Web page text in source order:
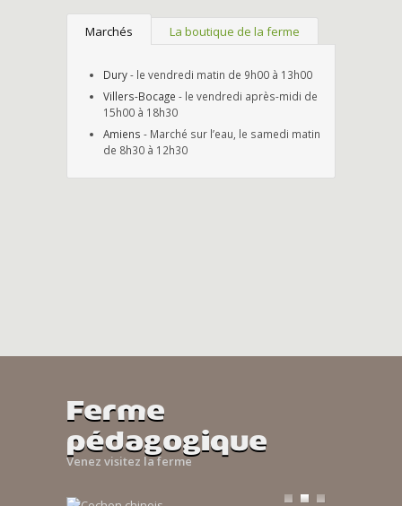
Marchés La boutique de la ferme
Dury- le vendredi matin de 9h00 à 13h00
Villers-Bocage - le vendredi après-midi de
15h00 à 18h30
Amiens - Marché sur l’eau, le samedi matin
de 8h30 à 12h30
Ferme
pédagogique
Venez visitez la ferme